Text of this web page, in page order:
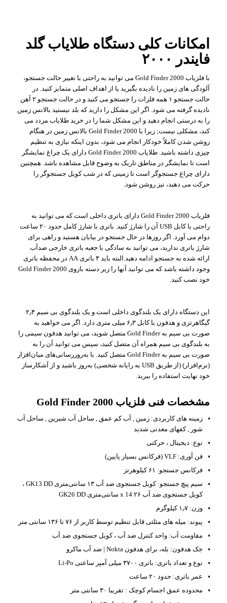
امکانات کلی دستگاه طلایاب گلد
فایندر ۲۰۰۰
با فلزیاب Gold Finder 2000 می توانید به راحتی با تغییر حالت جستجو،
آلودگی های زمین را نادیده بگیرید یا از اهداف اصلی متمایز کنید. در
حالت جستجو ۱ همه فلزات را جستجو می کنید و در حالت جستجو ۲ آهن
نادیده گرفته می شود. اگر این مشکل را دارید که بلد نیستید بالانس زمین
را به درستی انجام دهید و این مشکل شما را در خرید طلایاب مردد می
کند، مشکلی نیست; زیرا با Gold Finder 2000 بالانس زمین در هنگام
روشن شدن کاملاً خودکار انجام می شود، بدون اینکه نیازی به تنظیم
چیزی داشته باشید. طلایاب Gold Finder 2000 دارای یک چراغ نمایشگر
است تا نمایشگر در مناطق تاریک به وضوح قابل مشاهده باشد. همچنین
دارای چراغ جستجوگر است تا زمینی که در شب کویل جستجوگر را
حرکت می دهید، نیز روشن شود.
فلزیاب Gold Finder 2000 دارای باتری داخلی است که می توانید به
راحتی با کابل USB آن را شارژ کنید. باتری با شارژ کامل حدود ۲۰ ساعت
دوام می آورد. اگر روزها در حال جستجو در بیابان هستید و راهی برای
شارژ باتری ندارید، می توانید به سادگی با جعبه باتری خارجی ضدآب
ارائه شده به جستجو ادامه دهید.البته باید ۴ باتری AA در محفظه باتری
وجود داشته باشد که می توانید آنها را زیر دسته بازوی Gold Finder 2000
خود نصب کنید.
این دستگاه دارای یک بلندگوی داخلی است و یک بلندگوی بی سیم ۲٫۴
گیگاهرتزی و هدفون با کابل ۶٫۳ میلی متری دارد. اگر می خواهید به
صورت بی سیم به Gold Finder متصل شوید، می توانید هدفون سیمی را
به بلندگوی بی سیم همراه آن متصل کنید، سپس می توانید آن را به
صورت بی سیم به Gold Finder متصل کنید. با به‌روزرسانی‌های میان‌افزار
(نرم‌افزار) (از طریق USB به رایانه شخصی) به‌روز باشید و از آشکارساز
خود نهایت استفاده را ببرید.
مشخصات فنی فلزیاب Gold Finder 2000
زمینه های کاربردی: زمین , آب کم عمق , ساحل آب شیرین , ساحل آب
شور , کفهای معدنی شدید
نوع: دیجیتال ، حرکتی
فن آوری: VLF (فرکانس بسیار پایین)
فرکانس جستجو: ۶۱ کیلوهرتز
سیم پیچ جستجو: کویل جستجوی ضد آب ۱۳ سانتی‌متری GK13 DD ،
کویل جستجوی ضد آب ۲۶ x 14 سانتی‌متری GK26 DD
وزن: ۱٫۷ کیلوگرم
پیوند: میله های مثلثی قابل تنظیم توسط کاربر از ۷۶ تا ۱۳۶ سانتی متر
مقاومت آب: واحد کنترل ضد آب ، کویل جستجوی ضد آب
جک هدفون: بله، برای هدفون Nokta | ضد آب ماکرو
نوع و تعداد باتری: باتری ۳۷۰۰ میلی آمپر ساعتی Li-Po
عمر باتری: حدود ۲۰ ساعت
محدوده عمق اجسام کوچک : تقریبا ۳۰ سانتی متر